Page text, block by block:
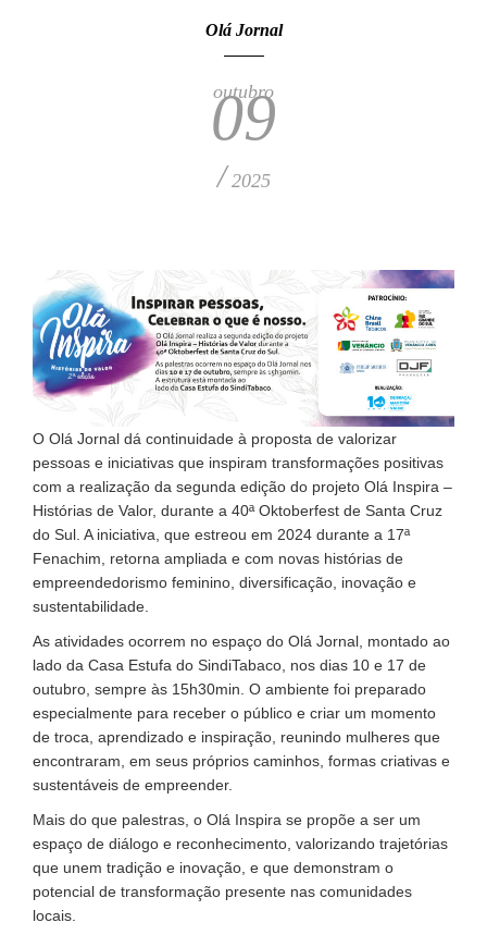
Olá Jornal
outubro
09
/ 2025
O Olá Jornal dá continuidade à proposta de valorizar
pessoas e iniciativas que inspiram transformações positivas
com a realização da segunda edição do projeto Olá Inspira –
Histórias de Valor, durante a 40ª Oktoberfest de Santa Cruz
do Sul. A iniciativa, que estreou em 2024 durante a 17ª
Fenachim, retorna ampliada e com novas histórias de
empreendedorismo feminino, diversificação, inovação e
sustentabilidade.
As atividades ocorrem no espaço do Olá Jornal, montado ao
lado da Casa Estufa do SindiTabaco, nos dias 10 e 17 de
outubro, sempre às 15h30min. O ambiente foi preparado
especialmente para receber o público e criar um momento
de troca, aprendizado e inspiração, reunindo mulheres que
encontraram, em seus próprios caminhos, formas criativas e
sustentáveis de empreender.
Mais do que palestras, o Olá Inspira se propõe a ser um
espaço de diálogo e reconhecimento, valorizando trajetórias
que unem tradição e inovação, e que demonstram o
potencial de transformação presente nas comunidades
locais.